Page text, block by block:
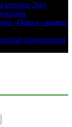
которое Энн
«Офиса» вышел
применения